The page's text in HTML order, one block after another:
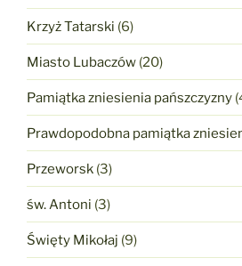
Krzyż Tatarski (6)
Miasto Lubaczów (20)
Pamiątka zniesienia pańszczyzny
Prawdopodobna pamiątka
Przeworsk (3)
św. Antoni (3)
Święty Mikołaj (9)